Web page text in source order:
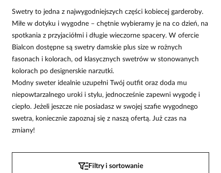
Swetry to jedna z najwygodniejszych części kobiecej garderoby.
Miłe w dotyku i wygodne – chętnie wybieramy je na co dzień, na
spotkania z przyjaciółmi i długie wieczorne spacery. W ofercie
Bialcon dostępne są swetry damskie plus size w rożnych
fasonach i kolorach, od klasycznych swetrów w stonowanych
kolorach po designerskie narzutki.
Modny sweter idealnie uzupełni Twój outfit oraz doda mu
niepowtarzalnego uroki i stylu, jednocześnie zapewni wygodę i
ciepło. Jeżeli jeszcze nie posiadasz w swojej szafie wygodnego
swetra, koniecznie zapoznaj się z naszą ofertą. Już czas na
zmiany!
Filtry i sortowanie